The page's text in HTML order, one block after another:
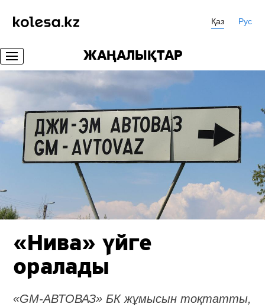
Қаз Рус
ЖАҢАЛЫҚТАР
«Нива» үйге
оралады
«GM-АВТОВАЗ» БК жұмысын тоқтатты,